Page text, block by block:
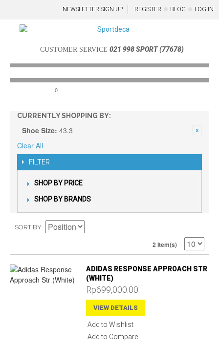
NEWSLETTER SIGN UP REGISTER BLOG LOG IN
CUSTOMER SERVICE 021 998 SPORT (77678)
Menu
0
CURRENTLY SHOPPING BY:
Shoe Size: 43.3
Clear All
FILTER
SHOP BY PRICE
SHOP BY BRANDS
SORT BY
2 Item(s)
ADIDAS RESPONSE APPROACH STR
(WHITE)
Rp699,000.00
VIEW DETAILS
Add to Wishlist
Add to Compare